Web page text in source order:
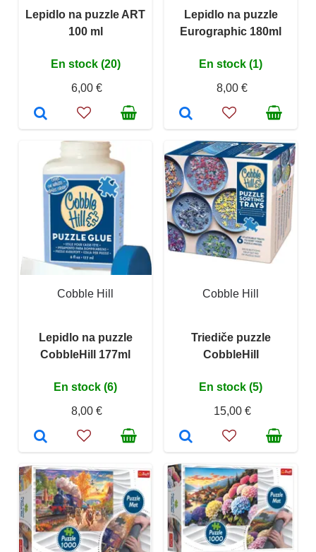
Lepidlo na puzzle ART
100 ml
En stock (20)
6,00 €
Lepidlo na puzzle
Eurographic 180ml
En stock (1)
8,00 €
Cobble Hill
Lepidlo na puzzle
CobbleHill 177ml
En stock (6)
8,00 €
Cobble Hill
Triediče puzzle
CobbleHill
En stock (5)
15,00 €